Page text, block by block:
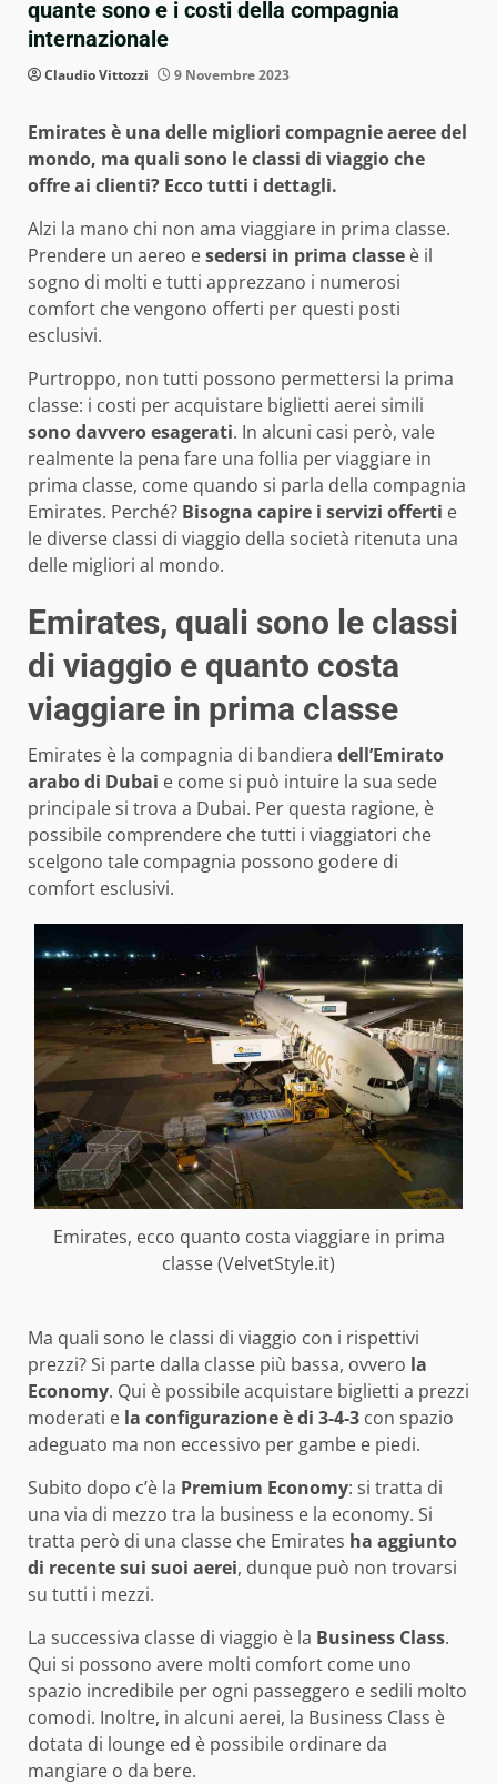
quante sono e i costi della compagnia
internazionale
Claudio Vittozzi 9 Novembre 2023
Emirates è una delle migliori compagnie aeree del
mondo, ma quali sono le classi di viaggio che
offre ai clienti? Ecco tutti i dettagli.
Alzi la mano chi non ama viaggiare in prima classe.
Prendere un aereo esedersi in prima classe è il
sogno di molti e tutti apprezzano i numerosi
comfort che vengono offerti per questi posti
esclusivi.
Purtroppo, non tutti possono permettersi la prima
classe: i costi per acquistare biglietti aerei simili
sono davvero esagerati. In alcuni casi però, vale
realmente la pena fare una follia per viaggiare in
prima classe, come quando si parla della compagnia
Emirates. Perché? Bisogna capire i servizi offerti e
le diverse classi di viaggio della società ritenuta una
delle migliori al mondo.
Emirates, quali sono le classi
di viaggio e quanto costa
viaggiare in prima classe
Emirates è la compagnia di bandiera dell’Emirato
arabo di Dubai e come si può intuire la sua sede
principale si trova a Dubai. Per questa ragione, è
possibile comprendere che tutti i viaggiatori che
scelgono tale compagnia possono godere di
comfort esclusivi.
Emirates, ecco quanto costa viaggiare in prima
classe (VelvetStyle.it)
Ma quali sono le classi di viaggio con i rispettivi
prezzi? Si parte dalla classe più bassa, ovvero la
Economy. Qui è possibile acquistare biglietti a prezzi
moderati e la configurazione è di 3-4-3 con spazio
adeguato ma non eccessivo per gambe e piedi.
Subito dopo c’è la Premium Economy: si tratta di
una via di mezzo tra la business e la economy. Si
tratta però di una classe che Emirates ha aggiunto
di recente sui suoi aerei, dunque può non trovarsi
su tutti i mezzi.
La successiva classe di viaggio è la Business Class.
Qui si possono avere molti comfort come uno
spazio incredibile per ogni passeggero e sedili molto
comodi. Inoltre, in alcuni aerei, la Business Class è
dotata di lounge ed è possibile ordinare da
mangiare o da bere.